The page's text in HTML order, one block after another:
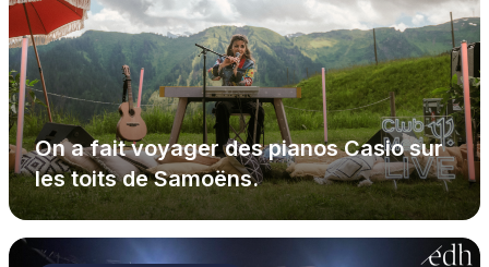
On a fait voyager des pianos Casio sur
les toits de Samoëns.